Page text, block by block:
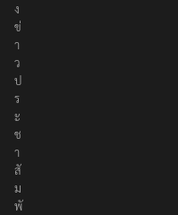
ง
ข่
า
ว
ป
ร
ะ
ช
า
สั
ม
พั